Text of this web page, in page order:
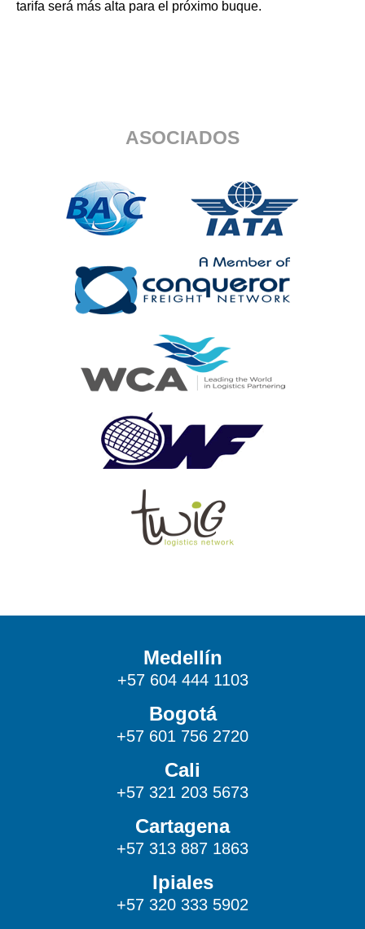
tarifa será más alta para el próximo buque.
ASOCIADOS
Medellín
+57 604 444 1103
Bogotá
+57 601 756 2720
Cali
+57 321 203 5673
Cartagena
+57 313 887 1863
Ipiales
+57 320 333 5902